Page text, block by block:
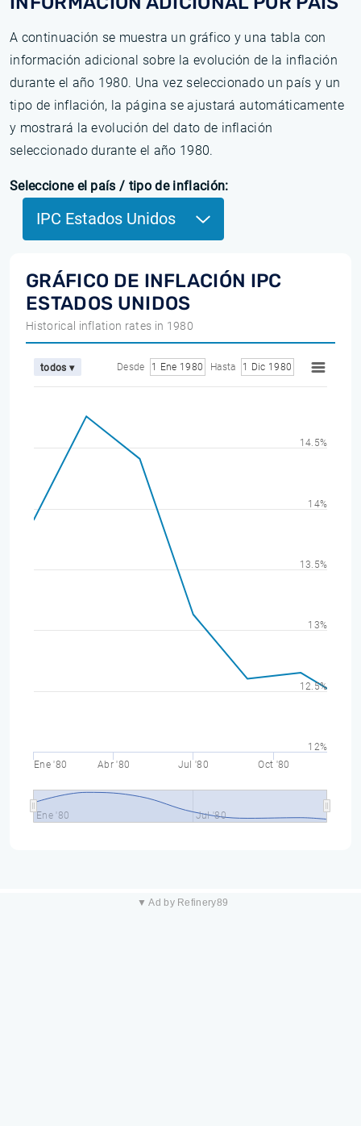
A continuación se muestra un gráfico y una tabla con
información adicional sobre la evolución de la inflación
durante el año 1980. Una vez seleccionado un país y un
tipo de inflación, la página se ajustará automáticamente
y mostrará la evolución del dato de inflación
seleccionado durante el año 1980.
Seleccione el país / tipo de inflación:
IPC Estados Unidos
GRÁFICO DE INFLACIÓN IPC
ESTADOS UNIDOS
Historical inflation rates in 1980
todos ▾ Desde 1 Ene 1980 Hasta 1 Dic 1980
Ene '80 Abr '80 Jul '80 Oct '80
Ene '80 Jul '80
12.5%
13%
13.5%
14%
14.5%
12%
▼ Ad by Refinery89